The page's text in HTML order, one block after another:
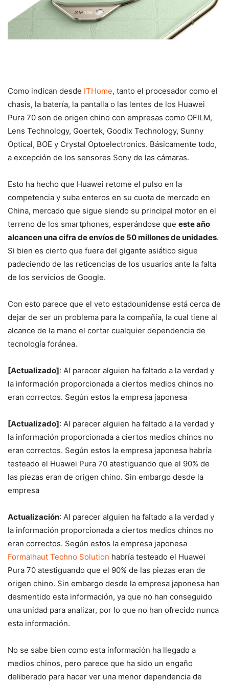
Como indican desde ITHome, tanto el procesador como el
chasis, la batería, la pantalla o las lentes de los Huawei
Pura 70 son de origen chino con empresas como OFILM,
Lens Technology, Goertek, Goodix Technology, Sunny
Optical, BOE y Crystal Optoelectronics. Básicamente todo,
a excepción de los sensores Sony de las cámaras.
Esto ha hecho que Huawei retome el pulso en la
competencia y suba enteros en su cuota de mercado en
China, mercado que sigue siendo su principal motor en el
terreno de los smartphones, esperándose que este año
alcancen una cifra de envíos de 50 millones de unidades.
Si bien es cierto que fuera del gigante asiático sigue
padeciendo de las reticencias de los usuarios ante la falta
de los servicios de Google.
Con esto parece que el veto estadounidense está cerca de
dejar de ser un problema para la compañía, la cual tiene al
alcance de la mano el cortar cualquier dependencia de
tecnología foránea.
[Actualizado]: Al parecer alguien ha faltado a la verdad y
la información proporcionada a ciertos medios chinos no
eran correctos. Según estos la empresa japonesa
[Actualizado]: Al parecer alguien ha faltado a la verdad y
la información proporcionada a ciertos medios chinos no
eran correctos. Según estos la empresa japonesa habría
testeado el Huawei Pura 70 atestiguando que el 90% de
las piezas eran de origen chino. Sin embargo desde la
empresa
Actualización: Al parecer alguien ha faltado a la verdad y
la información proporcionada a ciertos medios chinos no
eran correctos. Según estos la empresa japonesa
Formalhaut Techno Solution habría testeado el Huawei
Pura 70 atestiguando que el 90% de las piezas eran de
origen chino. Sin embargo desde la empresa japonesa han
desmentido esta información, ya que no han conseguido
una unidad para analizar, por lo que no han ofrecido nunca
esta información.
No se sabe bien como esta información ha llegado a
medios chinos, pero parece que ha sido un engaño
deliberado para hacer ver una menor dependencia de